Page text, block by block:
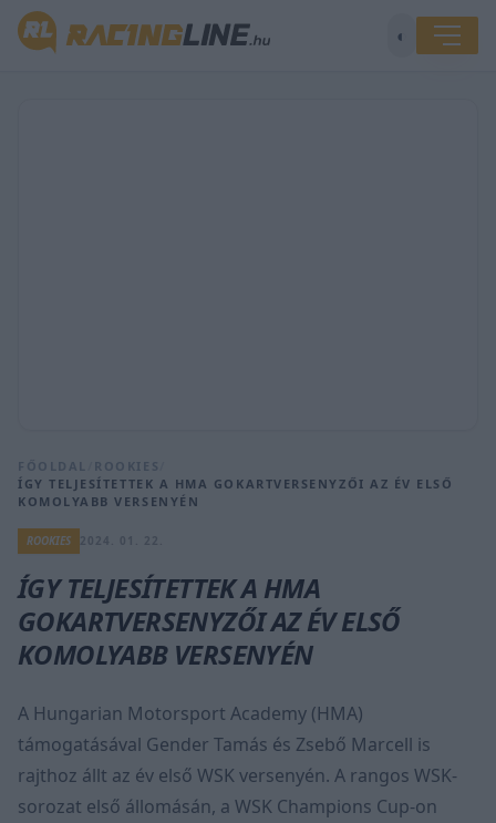
◐
FŐOLDAL ROOKIES
ÍGY TELJESÍTETTEK A HMA GOKARTVERSENYZŐI AZ ÉV ELSŐ
KOMOLYABB VERSENYÉN
ROOKIES
ÍGY TELJESÍTETTEK A HMA
GOKARTVERSENYZŐI AZ ÉV ELSŐ
KOMOLYABB VERSENYÉN
A Hungarian Motorsport Academy (HMA)
támogatásával Gender Tamás és Zsebő Marcell is
rajthoz állt az év első WSK versenyén. A rangos WSK-
sorozat első állomásán, a WSK Champions Cup-on